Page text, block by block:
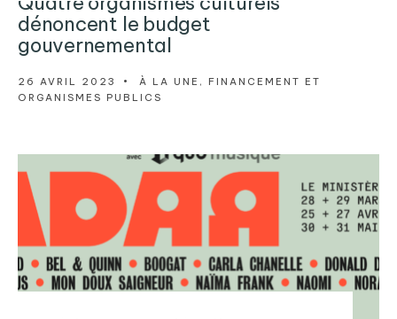
dénoncent le budget
gouvernemental
26 AVRIL 2023 • À LA UNE , FINANCEMENT ET
ORGANISMES PUBLICS